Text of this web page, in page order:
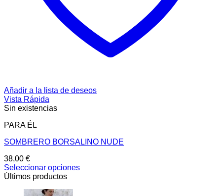
Añadir a la lista de deseos
Vista Rápida
Sin existencias
PARA ÉL
SOMBRERO BORSALINO NUDE
38,00 €
Seleccionar opciones
Este
Últimos productos